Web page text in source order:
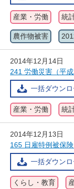
産業・労働 統
農作物被害
2014年12月14日
241 労働災害（平
一括ダウン
産業・労働 統
2014年12月13日
165 日雇特例被保
一括ダウン
くらし・教育